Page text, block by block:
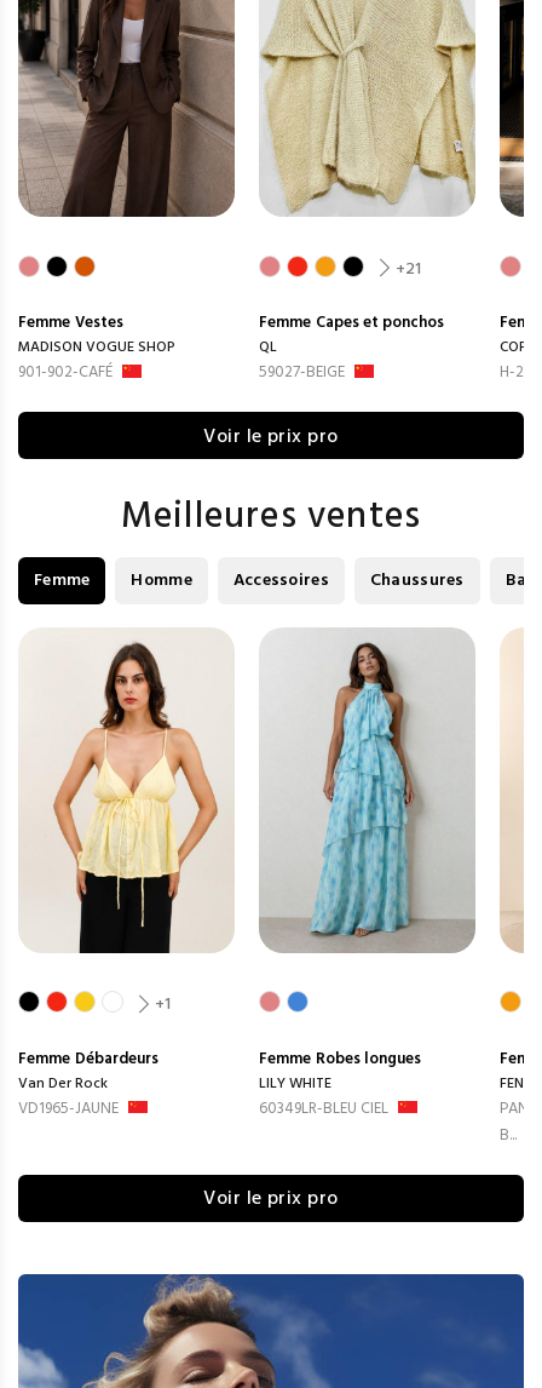
FemmeVestes
MADISON VOGUE SHOP
901-902-CAFÉ
+21
Femme Capes et ponchos
QL
59027-BEIGE H-
Voir le prix pro
Meilleures ventes
Femme Homme Accessoires Chaussures
+1
Femme Débardeurs
Van Der Rock
VD1965-JAUNE
Femme Robes longues
LILY WHITE
60349LR-BLEU CIEL
B...
Voir le prix pro